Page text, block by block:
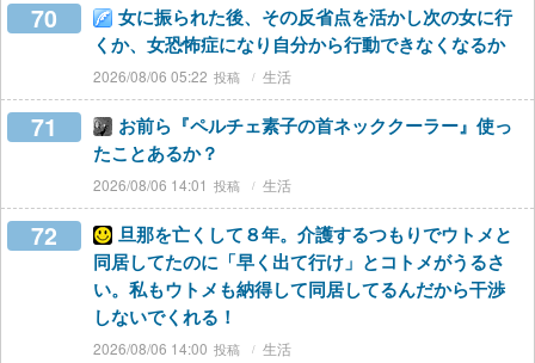
70
女に振られた後、その反省点を活かし次の女に行
くか、女恐怖症になり自分から行動できなくなるか
2026/08/06 05:22 生活
71
お前ら『ペルチェ素子の首ネッククーラー』使っ
たことあるか？
2026/08/06 14:01 生活
72
旦那を亡くして８年。介護するつもりでウトメと
同居してたのに「早く出て行け」とコトメがうるさ
い。私もウトメも納得して同居してるんだから干渉
しないでくれる！
2026/08/06 14:00 生活